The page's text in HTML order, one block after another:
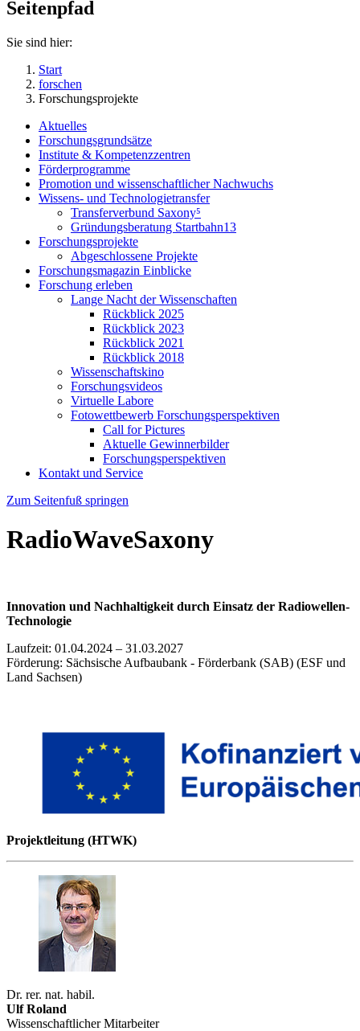
Seitenpfad
Sie sind hier:
Start
forschen
Forschungsprojekte
Aktuelles
Forschungsgrundsätze
Institute & Kompetenzzentren
Förderprogramme
Promotion und wissenschaftlicher Nachwuchs
Wissens- und Technologietransfer
Transferverbund Saxony⁵
Gründungsberatung Startbahn13
Forschungsprojekte
Abgeschlossene Projekte
Forschungsmagazin Einblicke
Forschung erleben
Lange Nacht der Wissenschaften
Rückblick 2025
Rückblick 2023
Rückblick 2021
Rückblick 2018
Wissenschaftskino
Forschungsvideos
Virtuelle Labore
Fotowettbewerb Forschungsperspektiven
Call for Pictures
Aktuelle Gewinnerbilder
Forschungsperspektiven
Kontakt und Service
Zum Seitenfuß springen
RadioWaveSaxony
Innovation und Nachhaltigkeit durch Einsatz der Radiowellen-
Technologie
Laufzeit: 01.04.2024 – 31.03.2027
Förderung: Sächsische Aufbaubank - Förderbank (SAB) (ESF und
Land Sachsen)
Projektleitung (HTWK)
Dr. rer. nat. habil.
Ulf Roland
Wissenschaftlicher Mitarbeiter